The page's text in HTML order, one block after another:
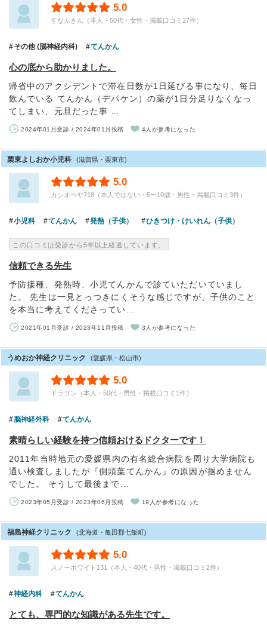
5.0
すなふきん（本人・50代・女性・掲載口コミ27件）
その他 (脳神経内科) てんかん
心の底から助かりました。
帰省中のアクシデントで滞在日数が1日延びる事になり、毎日
飲んでいる てんかん（デパケン）の薬が1日分足りなくなっ
てしまい、元旦だった事 …
2024年01月受診 / 2024年01月投稿 4人が参考になった
栗東よしおか小児科 (滋賀県・栗東市)
5.0
カシオペヤ718（本人ではない・5〜10歳・男性・掲載口コミ3件）
小児科 てんかん 発熱（子供） ひきつけ・けいれん（子供）
この口コミは受診から5年以上経過しています。
信頼できる先生
予防接種、発熱時、小児てんかんで診ていただいていまし
た。 先生は一見とっつきにくそうな感じですが、子供のこと
を本当に考えてくださってい…
2021年01月受診 / 2023年11月投稿 3人が参考になった
うめおか神経クリニック (愛媛県・松山市)
5.0
ドラゴン（本人・50代・男性・掲載口コミ1件）
脳神経外科 てんかん
素晴らしい経験を持つ信頼おけるドクターです！
2011年当時地元の愛媛県内の有名総合病院を周り大学病院も
通い検査しましたが『側頭葉てんかん』の原因が掴めません
でした。 そうして最後まで…
2023年05月受診 / 2023年06月投稿 19人が参考になった
福島神経クリニック (北海道・亀田郡七飯町)
5.0
スノーホワイト131（本人・40代・男性・掲載口コミ2件）
神経内科 てんかん
とても、専門的な知識がある先生です。